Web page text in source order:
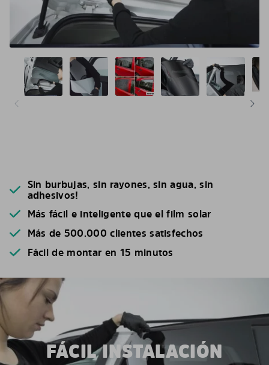
Sin burbujas, sin rayones, sin agua, sin
adhesivos!
Más fácil e inteligente que el film solar
Más de 500.000 clientes satisfechos
Fácil de montar en 15 minutos
FÁCIL INSTALACIÓN